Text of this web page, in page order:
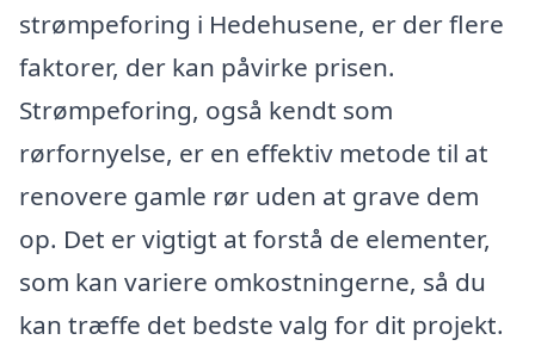
strømpeforing i Hedehusene, er der flere
faktorer, der kan påvirke prisen.
Strømpeforing, også kendt som
rørfornyelse, er en effektiv metode til at
renovere gamle rør uden at grave dem
op. Det er vigtigt at forstå de elementer,
som kan variere omkostningerne, så du
kan træffe det bedste valg for dit projekt.